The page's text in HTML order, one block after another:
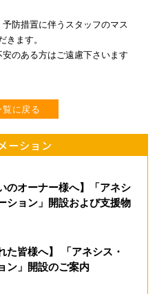
防措置に伴うスタッフのマス
きます。
のある方はご遠慮下さいます
覧に戻る
ーション
のオーナー様へ】「アネシ
ション」開設および支援物
た皆様へ】 「アネシス・
ン」開設のご案内